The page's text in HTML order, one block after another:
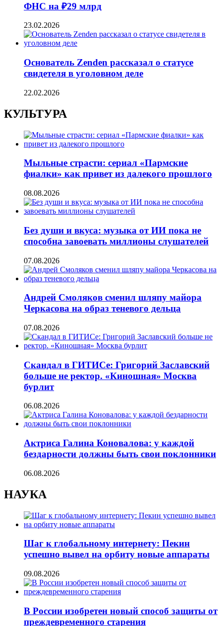
ФНС на ₽29 млрд
23.02.2026
Основатель Zenden рассказал о статусе
свидетеля в уголовном деле
22.02.2026
КУЛЬТУРА
Мыльные страсти: сериал «Пармские
фиалки» как привет из далекого прошлого
08.08.2026
Без души и вкуса: музыка от ИИ пока не
способна завоевать миллионы слушателей
07.08.2026
Андрей Смоляков сменил шляпу майора
Черкасова на образ теневого дельца
07.08.2026
Скандал в ГИТИСе: Григорий Заславский
больше не ректор. «Киношная» Москва
бурлит
06.08.2026
Актриса Галина Коновалова: у каждой
бездарности должны быть свои поклонники
06.08.2026
НАУКА
Шаг к глобальному интернету: Пекин
успешно вывел на орбиту новые аппараты
09.08.2026
В России изобретен новый способ защиты от
преждевременного старения